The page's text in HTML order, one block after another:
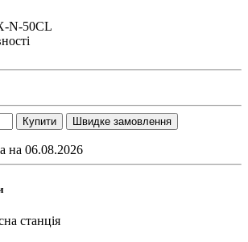
N-50CL
Купити Швидке замовлення
на 06.08.2026
станція